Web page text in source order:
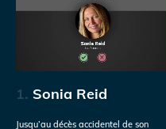
1. Sonia Reid
Jusqu’au décès accidentel de son